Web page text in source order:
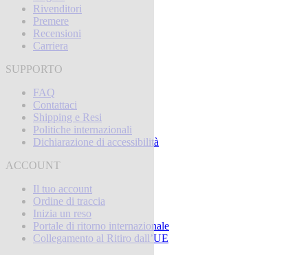
Rivenditori
Premere
Recensioni
Carriera
SUPPORTO
FAQ
Contattaci
Shipping e Resi
Politiche internazionali
Dichiarazione di accessibilità
ACCOUNT
Il tuo account
Ordine di traccia
Inizia un reso
Portale di ritorno internazionale
Collegamento al Ritiro dall’UE